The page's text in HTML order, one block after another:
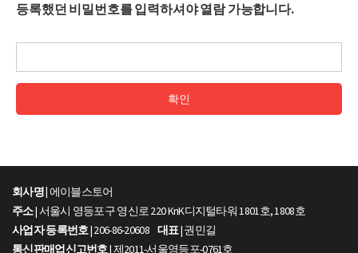
등록했던 비밀번호를 입력하셔야 열람 가능합니다.
회사명 |에이블스토어
주소| 서울시 영등포구 영신로 220 KnK디지털타워 1801호, 1808호
사업자 등록번호| 206-86-20608 대표| 권민길
통신판매업신고번호| 제2011-서울영등포-0761호